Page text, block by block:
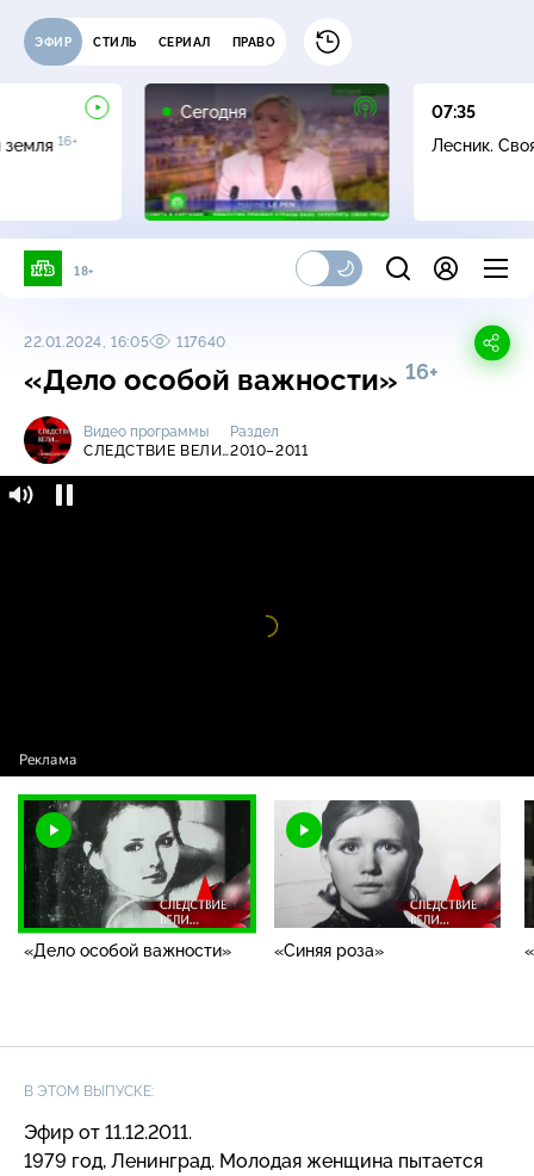
ЭФИР СТИЛЬ СЕРИАЛ ПРАВО
земля 16+
Сегодня
07:35
Лесник.
18+
22.01.2024, 16:05 117640
«Дело особой важности» 16+
Видео программы
СЛЕДСТВИЕ ВЕЛИ…
Раздел
2010–2011
Видео
«Дело особой важности» «Синяя роза»
В ЭТОМ ВЫПУСКЕ:
Эфир от 11.12.2011.
1979 год, Ленинград. Молодая женщина пытается